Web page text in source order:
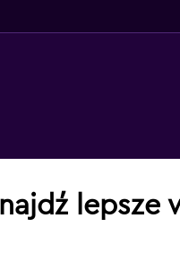
lepsze